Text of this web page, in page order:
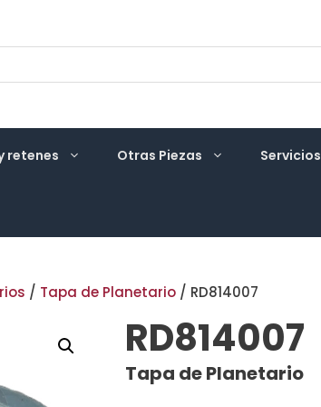
retenes Otras Piezas Servicios
/ Tapa de Planetario / RD814007
RD814007
Tapa de Planetario